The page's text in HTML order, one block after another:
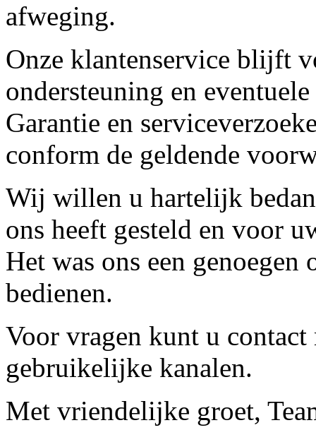
afweging.
Onze klantenservice blijft
ondersteuning en
Garantie en
conform de geldende
Wij willen u hartelijk
ons heeft gesteld en voor
Het was ons een
bedienen.
Voor vragen kunt u contact
gebruikelijke kanalen.
Met vriendelijke groet,